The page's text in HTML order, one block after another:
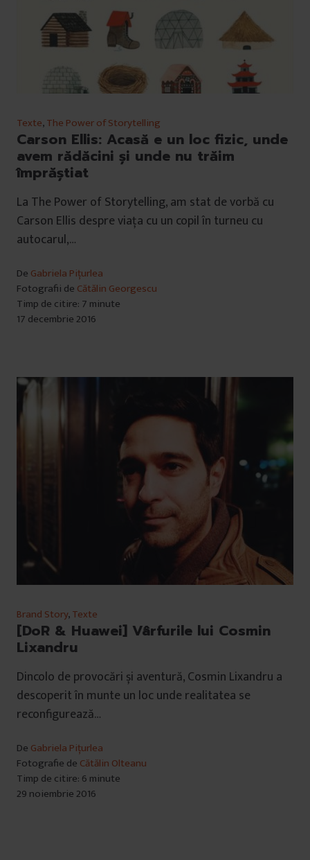
Texte,The Power of Storytelling
Carson Ellis: Acasă e un loc fizic, unde
avem rădăcini și unde nu trăim
împrăștiat
La The Power of Storytelling, am stat de vorbă cu
Carson Ellis despre viața cu un copil în turneu cu
autocarul,…
De Gabriela Pițurlea
Fotografii de Cătălin Georgescu
Timp de citire: 7 minute
17 decembrie 2016
Brand Story,Texte
[DoR & Huawei] Vârfurile lui Cosmin
Lixandru
Dincolo de provocări și aventură, Cosmin Lixandru a
descoperit în munte un loc unde realitatea se
reconfigurează…
De Gabriela Pițurlea
Fotografie de Cătălin Olteanu
Timp de citire: 6 minute
29 noiembrie 2016